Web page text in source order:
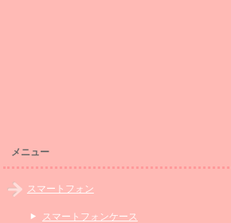
メニュー
スマートフォン
スマートフォンケース